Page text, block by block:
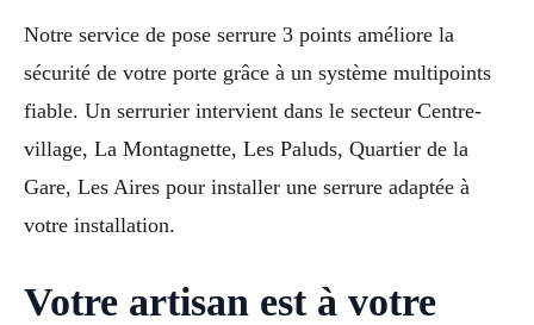
Notre service de pose serrure 3 points améliore la
sécurité de votre porte grâce à un système multipoints
fiable. Un serrurier intervient dans le secteur Centre-
village, La Montagnette, Les Paluds, Quartier de la
Gare, Les Aires pour installer une serrure adaptée à
votre installation.
Votre artisan est à votre